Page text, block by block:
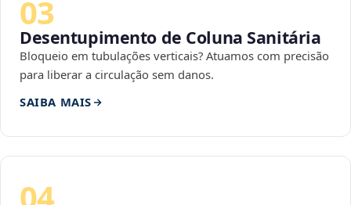
03
Desentupimento de Coluna Sanitária
Bloqueio em tubulações verticais? Atuamos com precisão
para liberar a circulação sem danos.
SAIBA MAIS